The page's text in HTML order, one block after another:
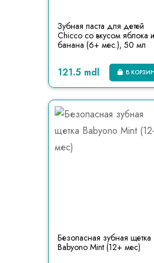
Зубная паста для детей
Chicco со вкусом яблока и
банана (6+ мес.), 50 мл
121.5 mdl В
Безопасная зубная щетка
Babyono Mint (12+ мес)